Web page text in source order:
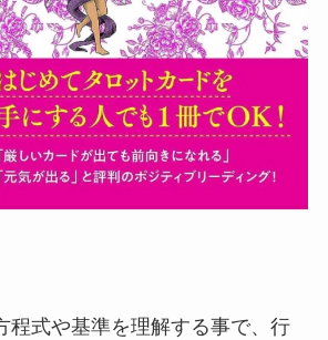
程式や基準を理解する事で、行